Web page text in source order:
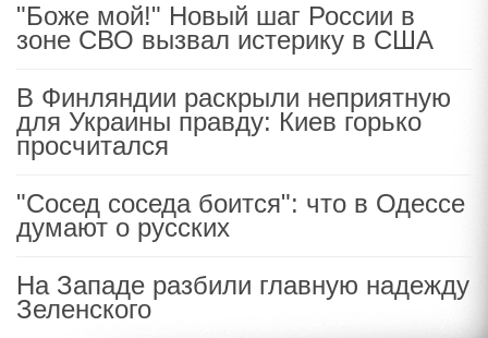
"Боже мой!" Новый шаг России в
зоне СВО вызвал истерику в США
В Финляндии раскрыли неприятную
для Украины правду: Киев горько
просчитался
"Сосед соседа боится": что в Одессе
думают о русских
На Западе разбили главную надежду
Зеленского